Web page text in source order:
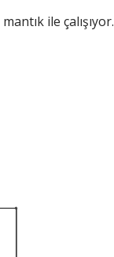
ile çalışıyor.